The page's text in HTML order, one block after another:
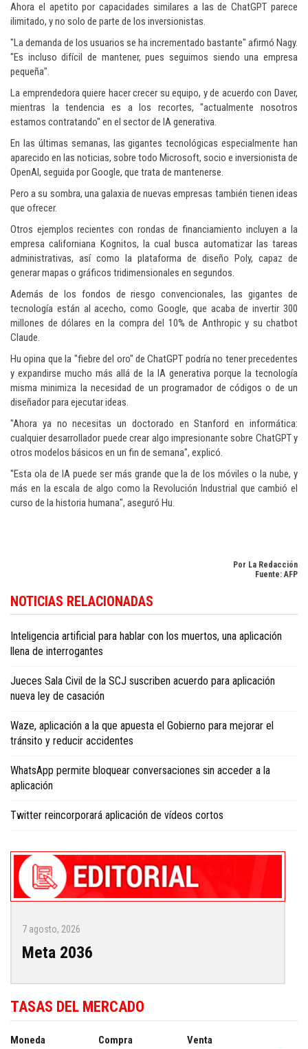
Ahora el apetito por capacidades similares a las de ChatGPT parece
ilimitado, y no solo de parte de los inversionistas.
"La demanda de los usuarios se ha incrementado bastante" afirmó Nagy.
"Es incluso difícil de mantener, pues seguimos siendo una empresa
pequeña".
La emprendedora quiere hacer crecer su equipo, y de acuerdo con Daver,
mientras la tendencia es a los recortes, "actualmente nosotros
estamos contratando" en el sector de IA generativa.
En las últimas semanas, las gigantes tecnológicas especialmente han
aparecido en las noticias, sobre todo Microsoft, socio e inversionista de
OpenAI, seguida por Google, que trata de mantenerse.
Pero a su sombra, una galaxia de nuevas empresas también tienen ideas
que ofrecer.
Otros ejemplos recientes con rondas de financiamiento incluyen a la
empresa californiana Kognitos, la cual busca automatizar las tareas
administrativas, así como la plataforma de diseño Poly, capaz de
generar mapas o gráficos tridimensionales en segundos.
Además de los fondos de riesgo convencionales, las gigantes de
tecnología están al acecho, como Google, que acaba de invertir 300
millones de dólares en la compra del 10% de Anthropic y su chatbot
Claude.
Hu opina que la "fiebre del oro" de ChatGPT podría no tener precedentes
y expandirse mucho más allá de la IA generativa porque la tecnología
misma minimiza la necesidad de un programador de códigos o de un
diseñador para ejecutar ideas.
"Ahora ya no necesitas un doctorado en Stanford en informática:
cualquier desarrollador puede crear algo impresionante sobre ChatGPT y
otros modelos básicos en un fin de semana", explicó.
"Esta ola de IA puede ser más grande que la de los móviles o la nube, y
más en la escala de algo como la Revolución Industrial que cambió el
curso de la historia humana", aseguró Hu.
Por La Redacción
Fuente: AFP
technology news in English.
NOTICIAS RELACIONADAS
Inteligencia artificial para hablar con los muertos, una aplicación
llena de interrogantes
Jueces Sala Civil de la SCJ suscriben acuerdo para aplicación
nueva ley de casación
Waze, aplicación a la que apuesta el Gobierno para mejorar el
tránsito y reducir accidentes
WhatsApp permite bloquear conversaciones sin acceder a la
aplicación
Twitter reincorporará aplicación de vídeos cortos
7 agosto, 2026
Meta 2036
TASAS DEL MERCADO
Moneda Compra Venta